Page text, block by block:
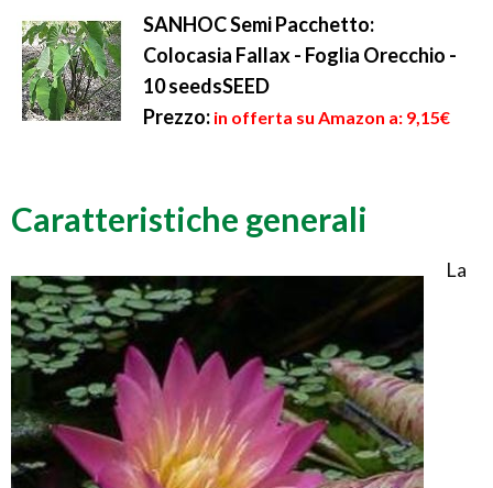
SANHOC Semi Pacchetto:
Colocasia Fallax - Foglia Orecchio -
10 seedsSEED
Prezzo: in offerta su Amazon a: 9,15€
Caratteristiche generali
La